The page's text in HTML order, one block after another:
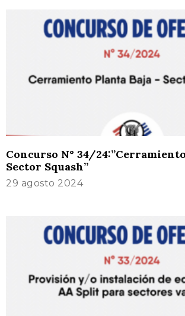
Concurso N° 34/
Sector Squash”
29 agosto 2024